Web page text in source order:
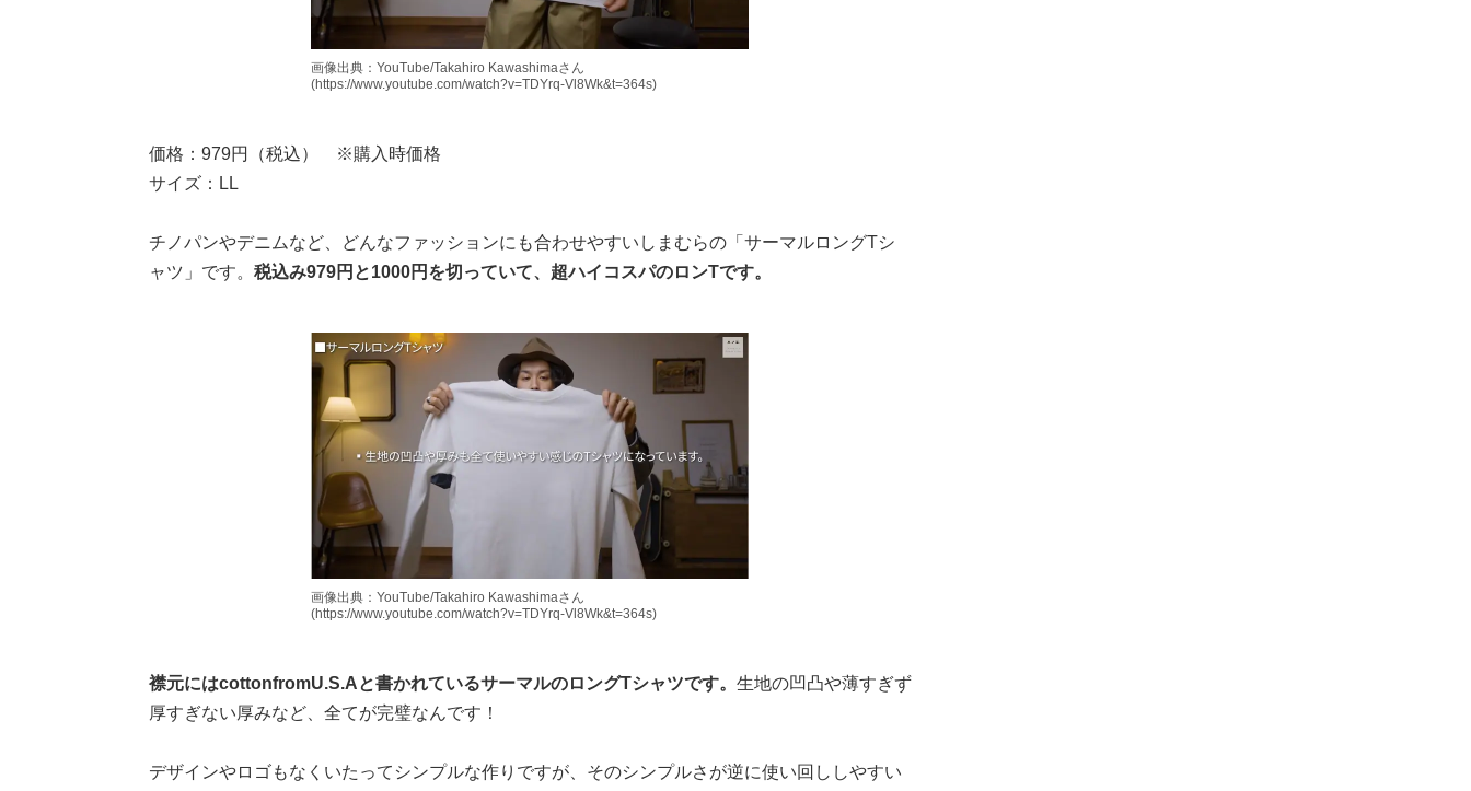
画像出典：YouTube/Takahiro Kawashimaさん
(https://www.youtube.com/watch?v=TDYrq-Vl8Wk&t=364s)
価格：979円（税込） ※購入時価格
サイズ：LL
チノパンやデニムなど、どんなファッションにも合わせやすいしまむらの「サーマルロングTシ
ャツ」です。 税込み979円と1000円を切っていて、超ハイコスパのロンTです。
画像出典：YouTube/Takahiro Kawashimaさん
(https://www.youtube.com/watch?v=TDYrq-Vl8Wk&t=364s)
襟元にはcottonfromU.S.Aと書かれているサーマルのロングTシャツです。 生地の凹凸や薄すぎず
厚すぎない厚みなど、全てが完璧なんです！
デザインやロゴもなくいたってシンプルな作りですが、そのシンプルさが逆に使い回ししやすい